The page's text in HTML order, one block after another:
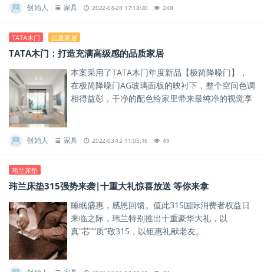
创始人 家具 2022-04-28 17:18:40 248
TATA木门 品质家居
TATA木门：打造充满高级感的品质家居
本案采用了TATA木门年度新品【极简降噪门】，
在极简降噪门AG玻璃面板的映衬下，整个空间色调
相得益彰，干净的配色给家里带来最纯净的视觉享
创始人 家具 2022-03-12 11:05:16 49
玮兰床垫
玮兰床垫315强势来袭|十重大礼惊喜放送 等你来拿
睡眠盛惠，感恩回馈。值此315国际消费者权益日
来临之际，玮兰特别推出十重豪华大礼，以
真“芯”“质”敬315，以钜惠礼献老友。